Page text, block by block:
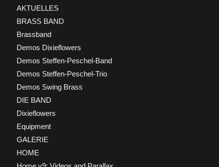
AKTUELLES
BRASS BAND
Brassband
Demos Dixieflowers
Demos Steffen-Peschel-Band
Demos Steffen-Peschel-Trio
Demos Swing Brass
DIE BAND
Dixieflowers
Equipment
GALERIE
HOME